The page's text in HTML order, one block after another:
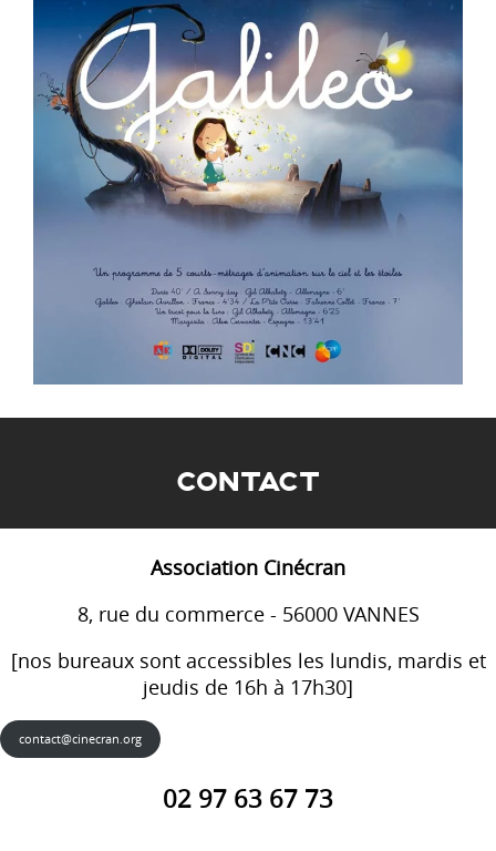
CONTACT
Association Cinécran
8, rue du commerce - 56000 VANNES
[nos bureaux sont accessibles les lundis, mardis et
jeudis de 16h à 17h30]
contact@cinecran.org
02 97 63 67 73